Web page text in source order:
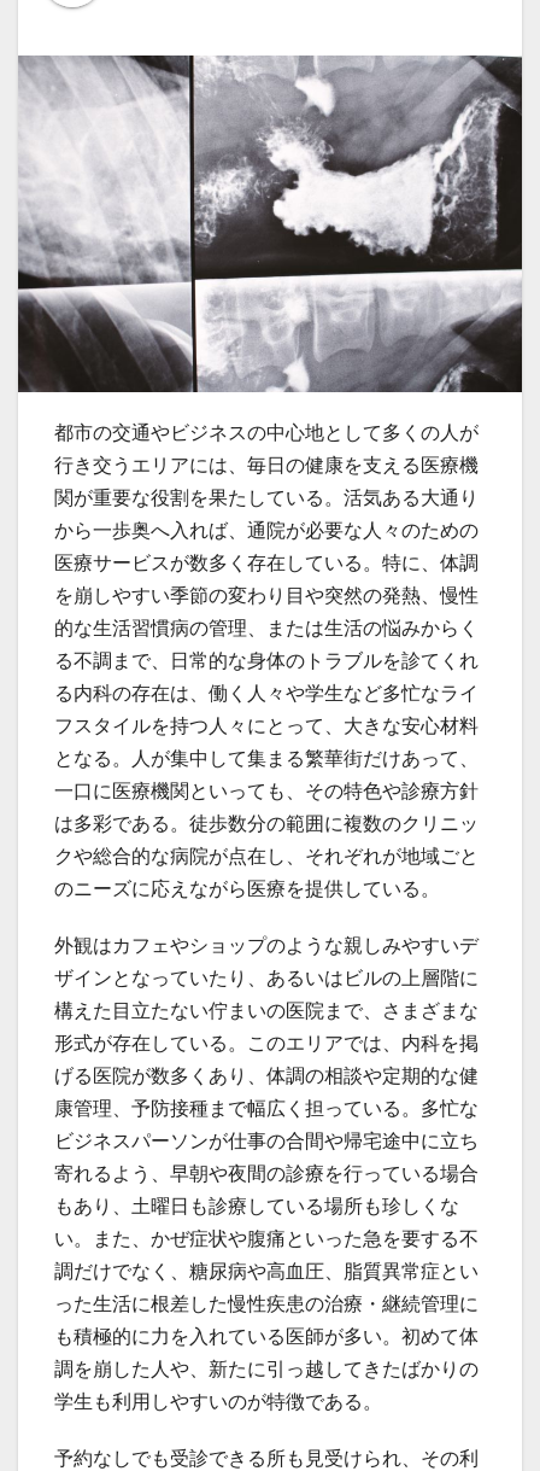
都市の交通やビジネスの中心地として多くの人が
行き交うエリアには、毎日の健康を支える医療機
関が重要な役割を果たしている。 活気ある大通り
から一歩奥へ入れば、通院が必要な人々のための
医療サービスが数多く存在している。特に、体調
を崩しやすい季節の変わり目や突然の発熱、慢性
的な生活習慣病の管理、または生活の悩みからく
る不調まで、日常的な身体のトラブルを診てくれ
る内科の存在は、働く人々や学生など多忙なライ
フスタイルを持つ人々にとって、大きな安心材料
となる。人が集中して集まる繁華街だけあって、
一口に医療機関といっても、その特色や診療方針
は多彩である。徒歩数分の範囲に複数のクリニッ
クや総合的な病院が点在し、それぞれが地域ごと
のニーズに応えながら医療を提供している。
外観はカフェやショップのような親しみやすいデ
ザインとなっていたり、あるいはビルの上層階に
構えた目立たない佇まいの医院まで、さまざまな
形式が存在している。このエリアでは、内科を掲
げる医院が数多くあり、体調の相談や定期的な健
康管理、予防接種まで幅広く担っている。多忙な
ビジネスパーソンが仕事の合間や帰宅途中に立ち
寄れるよう、早朝や夜間の診療を行っている場合
もあり、土曜日も診療している場所も珍しくな
い。また、かぜ症状や腹痛といった急を要する不
調だけでなく、糖尿病や高血圧、脂質異常症とい
った生活に根差した慢性疾患の治療・継続管理に
も積極的に力を入れている医師が多い。初めて体
調を崩した人や、新たに引っ越してきたばかりの
学生も利用しやすいのが特徴である。
予約なしでも受診できる所も見受けられ、その利